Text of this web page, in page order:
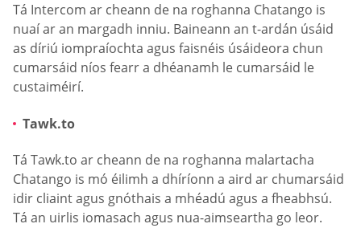
Tá Intercom ar cheann de na roghanna Chatango is
nuaí ar an margadh inniu. Baineann an t-ardán úsáid
as díriú iompraíochta agus faisnéis úsáideora chun
cumarsáid níos fearr a dhéanamh le cumarsáid le
custaiméirí.
Tawk.to
Tá Tawk.to ar cheann de na roghanna malartacha
Chatango is mó éilimh a dhíríonn a aird ar chumarsáid
idir cliaint agus gnóthais a mhéadú agus a fheabhsú.
Tá an uirlis iomasach agus nua-aimseartha go leor.